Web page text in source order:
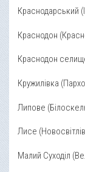
Краснодарський
Краснодон
Краснодон
Кружилівка
Липове
Лисе
Малий Суходіл